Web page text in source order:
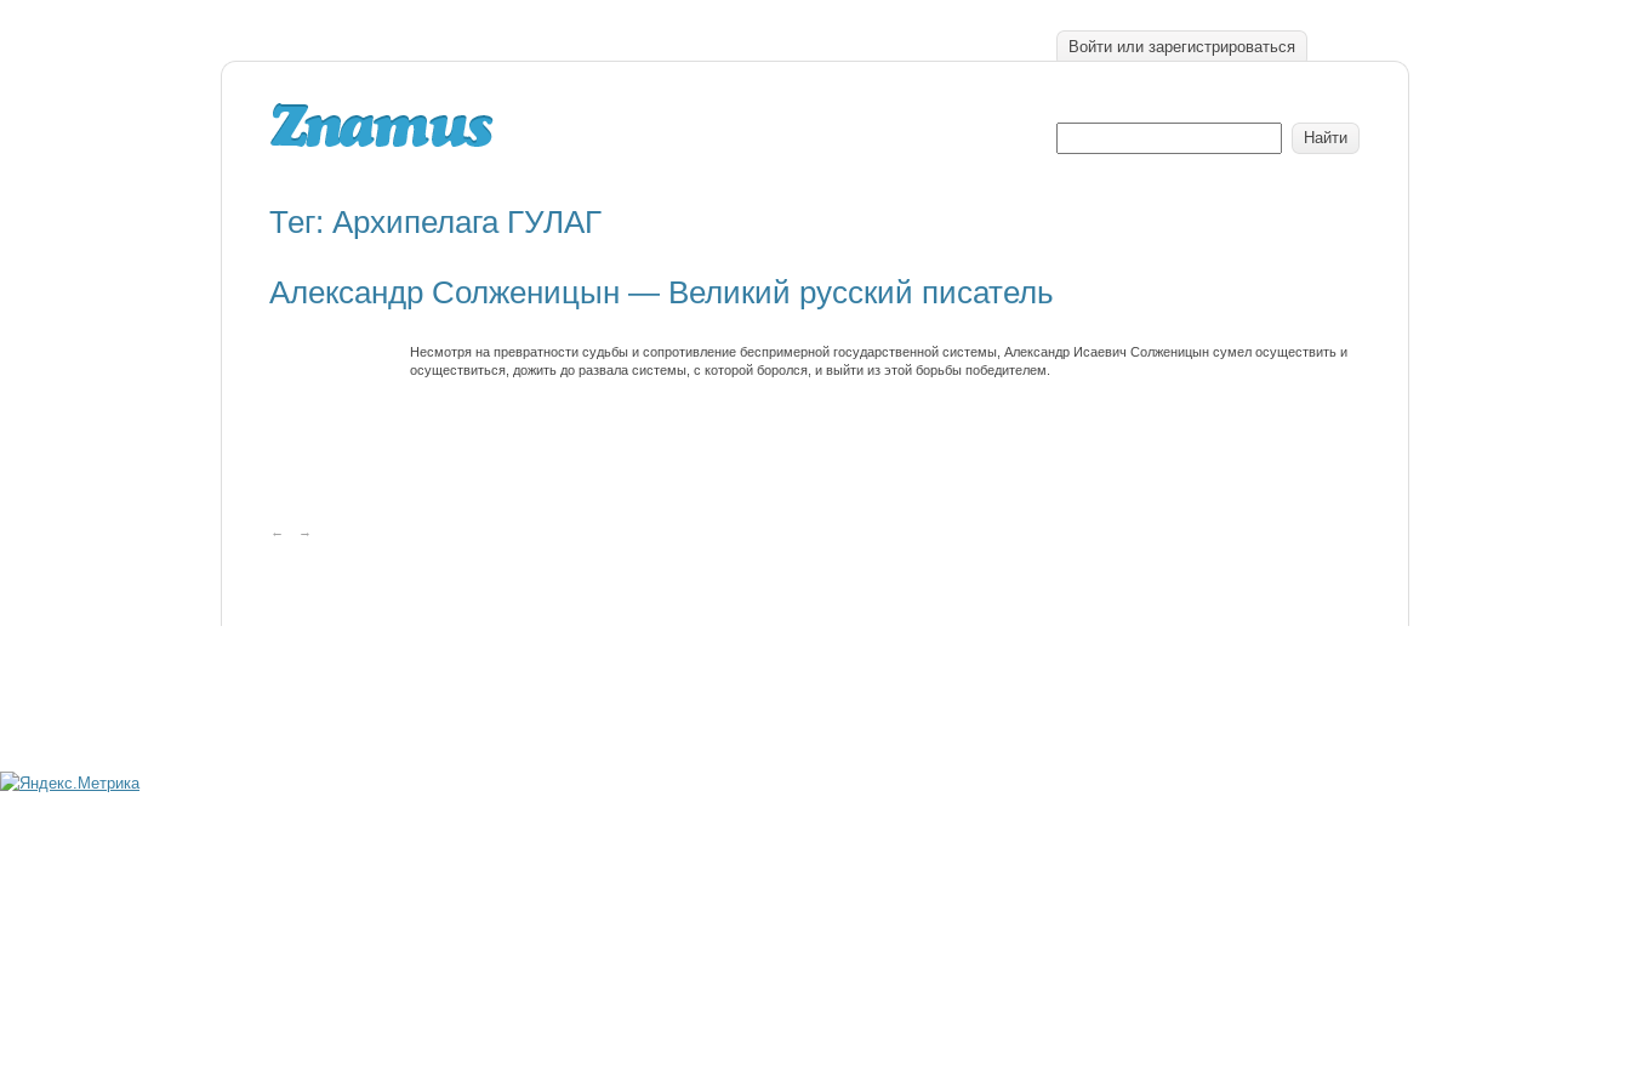
Войти или зарегистрироваться
Тег: Архипелага ГУЛАГ
Александр Солженицын — Великий русский писатель
Несмотря на превратности судьбы и сопротивление беспримерной государственной системы, Александр Исаевич Солженицын сумел осуществить и
осуществиться, дожить до развала системы, с которой боролся, и выйти из этой борьбы победителем.
← →